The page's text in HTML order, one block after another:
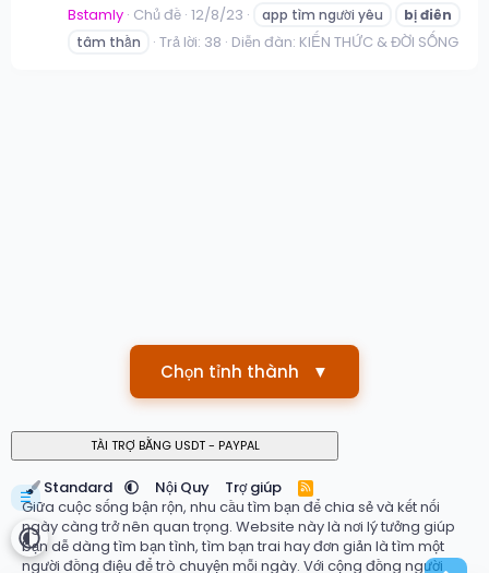
Bstamly Chủ đề 12/8/23 app tìm người yêu bịđiên
tâm thần
Trả lời: 38 Diễn đàn: KIẾN THỨC & ĐỜI SỐNG
Chọn tỉnh thành ▼
Standard Nội Quy Trợ giúp
R
S
S
Giữa cuộc sống bận rộn, nhu cầu tìm bạn để chia sẻ và kết nối
ngày càng trở nên quan trọng. Website này là nơi lý tưởng giúp
bạn dễ dàng tìm bạn tình, tìm bạn trai hay đơn giản là tìm một
người đồng điệu để trò chuyện mỗi ngày. Với cộng đồng người
☰